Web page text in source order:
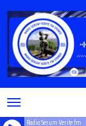
Radio Serum Verite fm